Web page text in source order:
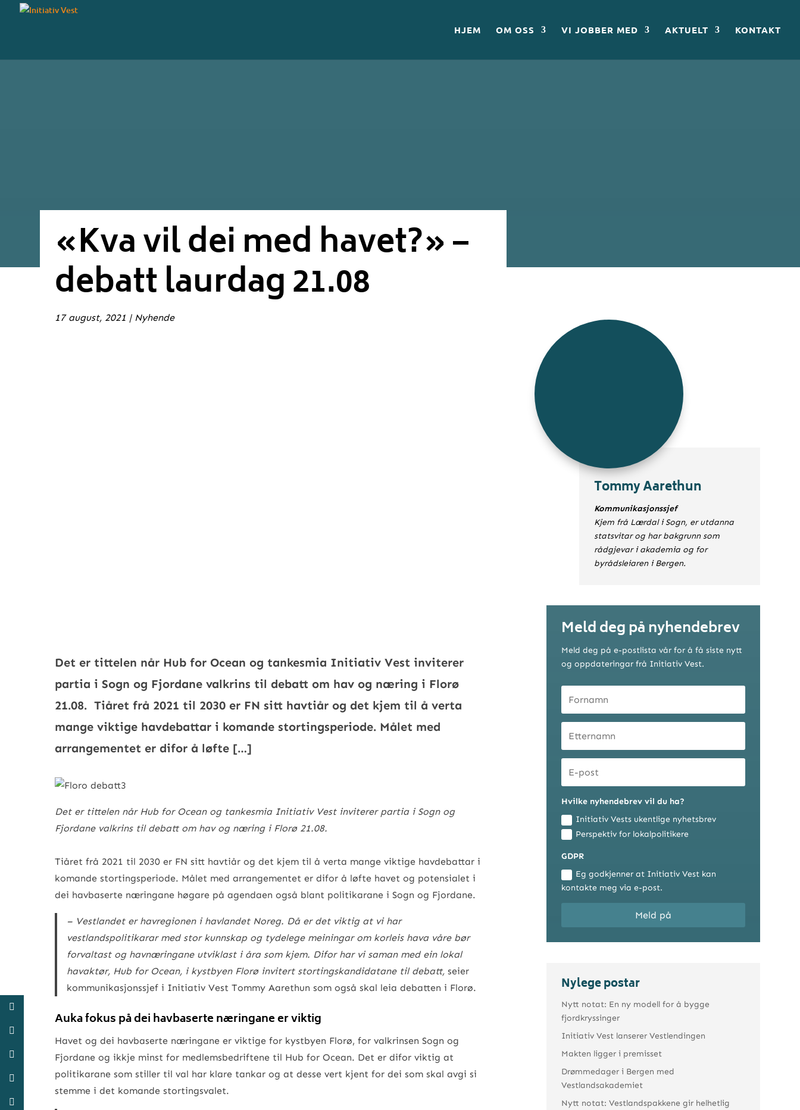
HJEM OM OSS VI JOBBER MED AKTUELT KONTAKT
«Kva vil dei med havet?» –
debatt laurdag 21.08
17 august, 2021 | Nyhende
Det er tittelen når Hub for Ocean og tankesmia Initiativ Vest inviterer
partia i Sogn og Fjordane valkrins til debatt om hav og næring i Florø
21.08. Tiåret frå 2021 til 2030 er FN sitt havtiår og det kjem til å verta
mange viktige havdebattar i komande stortingsperiode. Målet med
arrangementet er difor å løfte […]
Det er tittelen når Hub for Ocean og tankesmia Initiativ Vest inviterer partia i Sogn og
Fjordane valkrins til debatt om hav og næring i Florø 21.08.
Tiåret frå 2021 til 2030 er FN sitt havtiår og det kjem til å verta mange viktige havdebattar i
komande stortingsperiode. Målet med arrangementet er difor å løfte havet og potensialet i
dei havbaserte næringane høgare på agendaen også blant politikarane i Sogn og Fjordane.
– Vestlandet er havregionen i havlandet Noreg. Då er det viktig at vi har
vestlandspolitikarar med stor kunnskap og tydelege meiningar om korleis hava våre bør
forvaltast og havnæringane utviklast i åra som kjem. Difor har vi saman med ein lokal
havaktør, Hub for Ocean, i kystbyen Florø invitert stortingskandidatane til debatt,seier
kommunikasjonssjef i Initiativ Vest Tommy Aarethun som også skal leia debatten i Florø.
Auka fokus på dei havbaserte næringane er viktig
Havet og dei havbaserte næringane er viktige for kystbyen Florø, for valkrinsen Sogn og
Fjordane og ikkje minst for medlemsbedriftene til Hub for Ocean. Det er difor viktig at
politikarane som stiller til val har klare tankar og at desse vert kjent for dei som skal avgi si
stemme i det komande stortingsvalet.
Tommy Aarethun
Kommunikasjonssjef
Kjem frå Lærdal i Sogn, er utdanna
statsvitar og har bakgrunn som
rådgjevar i akademia og for
byrådsleiaren i Bergen.
Meld deg på nyhendebrev
Meld deg på e-postlista vår for å få siste nytt
og oppdateringar frå Initiativ Vest.
Hvilke nyhendebrev vil du ha?
Initiativ Vests ukentlige nyhetsbrev
Perspektiv for lokalpolitikere
GDPR
Eg godkjenner at Initiativ Vest kan
kontakte meg via e-post.
Meld på
Nylege postar
Nytt notat: En ny modell for å bygge
fjordkryssinger
Initiativ Vest lanserer Vestlendingen
Makten ligger i premisset
Drømmedager i Bergen med
Vestlandsakademiet
Nytt notat: Vestlandspakkene gir helhetlig